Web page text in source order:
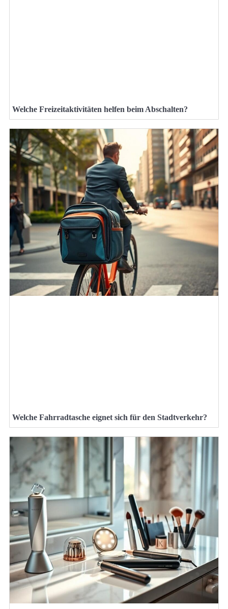
Welche Freizeitaktivitäten helfen beim Abschalten?
Welche Fahrradtasche eignet sich für den Stadtverkehr?